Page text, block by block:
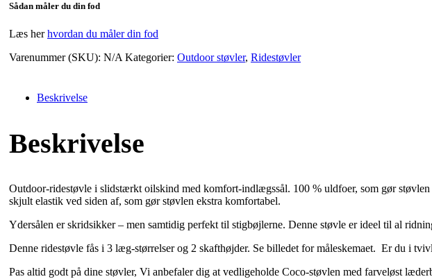
Sådan måler du din fod
Læs herhvordan du måler din fod
Varenummer (SKU): N/A Kategorier: Outdoor støvler, Ridestøvler
Beskrivelse
Beskrivelse
Outdoor-ridestøvle i slidstærkt oilskind med komfort-indlægssål. 100 % uldfoer, som gør
skjult elastik ved siden af, som gør støvlen ekstra komfortabel.
Ydersålen er skridsikker – men samtidig perfekt til stigbøjlerne. Denne støvle er ideel til al
Denne ridestøvle fås i 3 læg-størrelser og 2 skafthøjder. Se billedet for måleskemaet. Er du i
Pas altid godt på dine støvler, Vi anbefaler dig at vedligeholde Coco-støvlen med farveløst